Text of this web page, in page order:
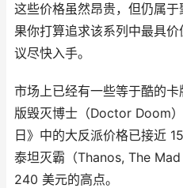
这些价格虽然昂贵，但仍属
果你打算追求该系列中最具
议尽快入手。
市场上已经有一些等于酷的
版毁灭博士（Doctor Doom
日》中的大反派价格已接近
泰坦灭霸（Thanos, The
240 美元的高点。